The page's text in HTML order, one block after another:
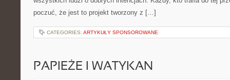
poczuć, że jest to projekt tworzony z […]
CATEGORIES: ARTYKUŁY SPONSOROWANE
PAPIEŻE I WATYKAN